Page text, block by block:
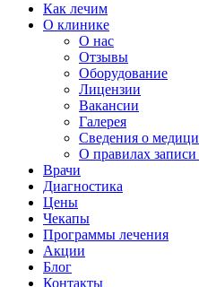
Как лечим
О клинике
О нас
Отзывы
Оборудование
Лицензии
Вакансии
Галерея
Сведения о
О правилах
Врачи
Диагностика
Цены
Чекапы
Программы лечения
Акции
Блог
Контакты